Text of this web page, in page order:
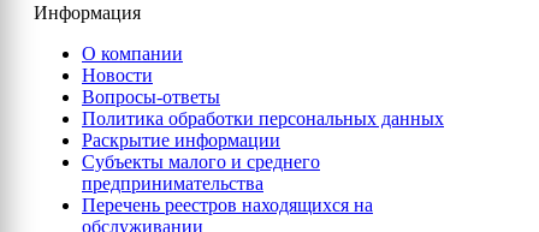
Информация
О компании
Новости
Вопросы-ответы
Политика обработки персональных данных
Раскрытие информации
Субъекты малого и среднего
предпринимательства
Перечень реестров находящихся на
обслуживании